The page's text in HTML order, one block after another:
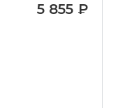
5 855 ₽